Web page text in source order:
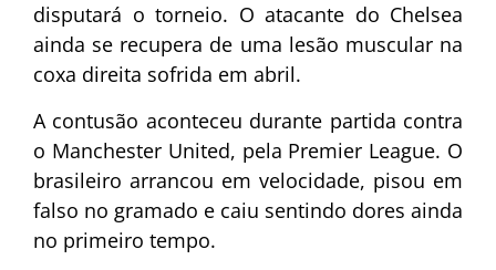
disputará o torneio. O atacante do Chelsea
ainda se recupera de uma lesão muscular na
coxa direita sofrida em abril.
A contusão aconteceu durante partida contra
o Manchester United, pela Premier League. O
brasileiro arrancou em velocidade, pisou em
falso no gramado e caiu sentindo dores ainda
no primeiro tempo.